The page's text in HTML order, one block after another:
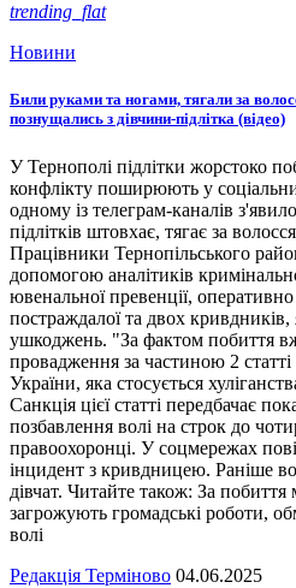
trending_flat
Новини
Били руками та ногами, тягали за
познущались з дівчини-підлітка (відео)
У Тернополі підлітки жорстоко
конфлікту поширюють у
одному із телеграм-каналів
підлітків штовхає, тягає за
Працівники Тернопільського
допомогою аналітиків
ювенальної превенції,
постраждалої та двох кривдників,
ушкоджень. "За фактом побиття
провадження за частиною 2
України, яка стосується
Санкція цієї статті передбачає
позбавлення волі на строк до
правоохоронці. У соцмережах
інцидент з кривдницею. Раніше
дівчат. Читайте також: За
загрожують громадські роботи,
волі
Редакція Терміново 04.06.2025